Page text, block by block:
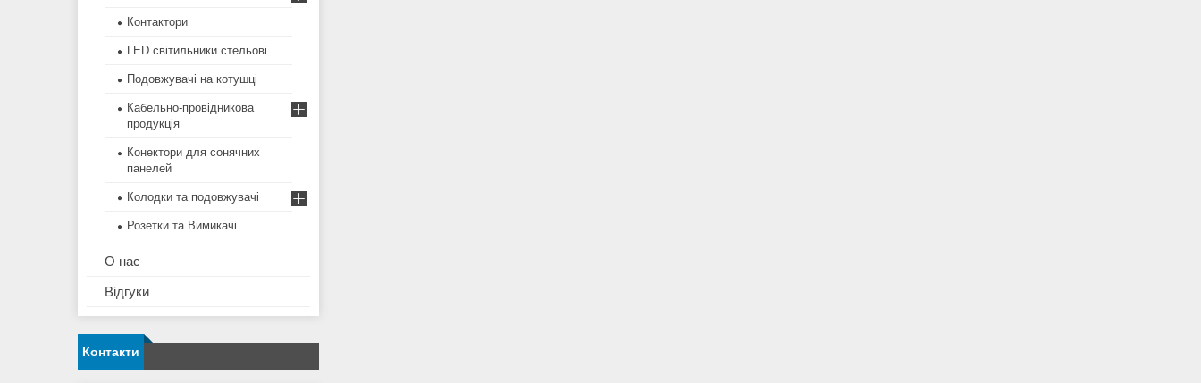
Контактори
LED світильники стельові
Подовжувачі на котушці
Кабельно-провідникова
продукція
Конектори для сонячних
панелей
Колодки та подовжувачі
Розетки та Вимикачі
О нас
Відгуки
Контакти